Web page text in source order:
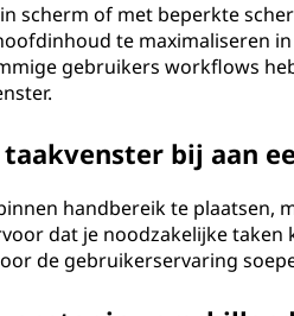
scherm of met beperkte
te maximaliseren
gebruikers workflows
bij aan
handbereik te plaatsen,
dat je noodzakelijke
de gebruikerservaring